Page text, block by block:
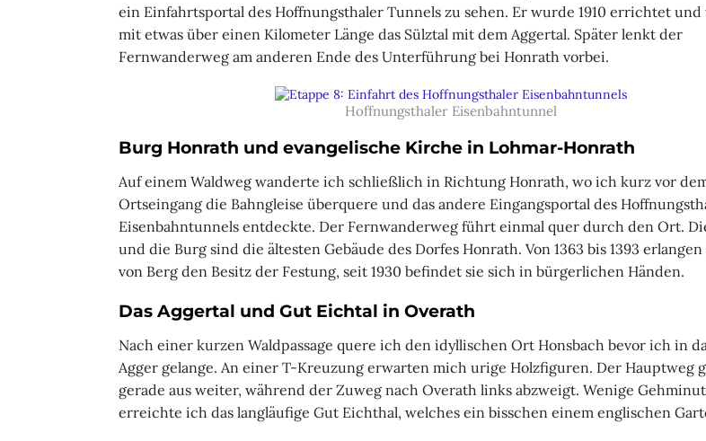
ein Einfahrtsportal des Hoffnungsthaler Tunnels zu sehen. Er wurde 1910 errichtet
mit etwas über einen Kilometer Länge das Sülztal mit dem Aggertal. Später lenkt der
Fernwanderweg am anderen Ende des Unterführung bei Honrath vorbei.
Hoffnungsthaler Eisenbahntunnel
Burg Honrath und evangelische Kirche in Lohmar-Honrath
Auf einem Waldweg wanderte ich schließlich in Richtung Honrath, wo ich kurz vor
Ortseingang die Bahngleise überquere und das andere Eingangsportal des
Eisenbahntunnels entdeckte. Der Fernwanderweg führt einmal quer durch den Ort.
und die Burg sind die ältesten Gebäude des Dorfes Honrath. Von 1363 bis 1393
von Berg den Besitz der Festung, seit 1930 befindet sie sich in bürgerlichen Händen.
Das Aggertal und Gut Eichtal in Overath
Nach einer kurzen Waldpassage quere ich den idyllischen Ort Honsbach bevor ich in
Agger gelange. An einer T-Kreuzung erwarten mich urige Holzfiguren. Der Hauptweg
gerade aus weiter, während der Zuweg nach Overath links abzweigt. Wenige
erreichte ich das langläufige Gut Eichthal, welches ein bisschen einem englischen